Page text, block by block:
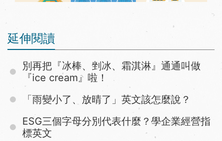
延伸閱讀
別再把『冰棒、剉冰、霜淇淋』通通叫做
『ice cream』啦！
「雨變小了、放晴了」英文該怎麼說？
ESG三個字母分別代表什麼？學企業經營指
標英文